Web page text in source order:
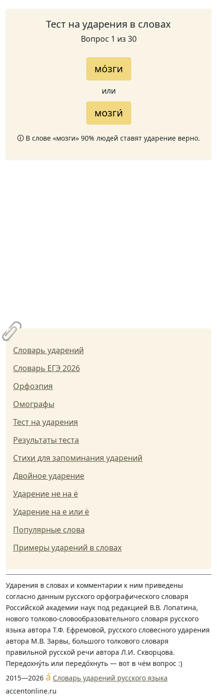
Тест на ударения в словах
Вопрос 1 из 30
мо́зги
или
мозги́
🛈 В слове «мозги» 90% людей ставят ударение верно.
Словарь ударений
Словарь ЕГЭ 2026
Орфоэпия
Омографы
Тест на ударения
Результаты теста
Стихи для запоминания ударений
Двойное ударение
Ударение не на ё
Ударение на е или ё
Популярные слова
Примеры ударений в словах
Ударения в словах и комментарии к ним приведены
согласно данным русского орфографического словаря
Российской академии наук под редакцией В.В. Лопатина,
нового толково-словообразовательного словаря русского
языка автора Т.Ф. Ефремовой, русского словесного ударения
автора М.В. Зарвы, большого толкового словаря
правильной русской речи автора Л.И. Скворцова.
Передохну́ть или передо́хнуть — вот в чём вопрос :)
2015—2026 á Словарь ударений русского языка
accentonline.ru